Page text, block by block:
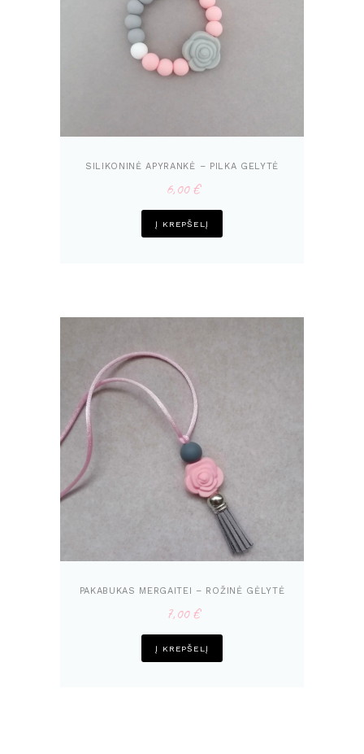
SILIKONINĖ APYRANKĖ – PILKA GELYTĖ
6,00€
Į KREPŠELĮ
PAKABUKAS MERGAITEI – ROŽINĖ GĖLYTĖ
7,00€
Į KREPŠELĮ